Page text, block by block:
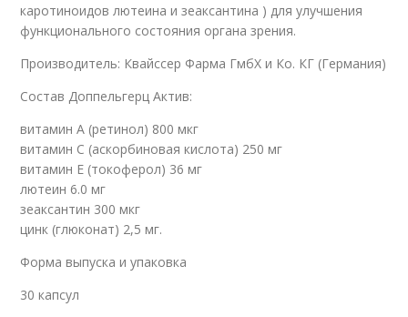
каротиноидов лютеина и зеаксантина ) для улучшения
функционального состояния органа зрения.
Производитель: Квайссер Фарма ГмбХ и Ко. КГ (Германия)
Состав Доппельгерц Актив:
витамин А (ретинол) 800 мкг
витамин С (аскорбиновая кислота) 250 мг
витамин Е (токоферол) 36 мг
лютеин 6.0 мг
зеаксантин 300 мкг
цинк (глюконат) 2,5 мг.
Форма выпуска и упаковка
30 капсул